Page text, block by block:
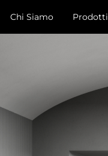
Chi Siamo Prodotti